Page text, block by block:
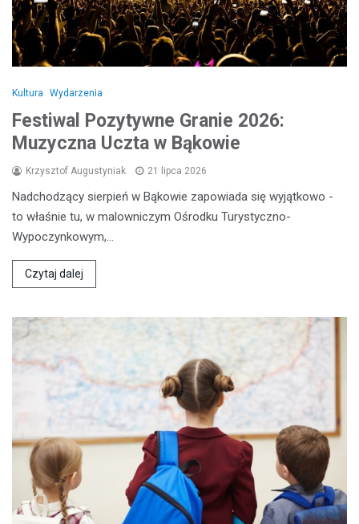
Kultura Wydarzenia
Festiwal Pozytywne Granie 2026:
Muzyczna Uczta w Bąkowie
Krzysztof Augustyniak 21 lipca 2026
Nadchodzący sierpień w Bąkowie zapowiada się wyjątkowo -
to właśnie tu, w malowniczym Ośrodku Turystyczno-
Wypoczynkowym,…
Czytaj dalej